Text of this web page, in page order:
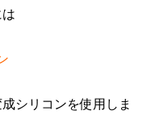
シリコンを使用しま